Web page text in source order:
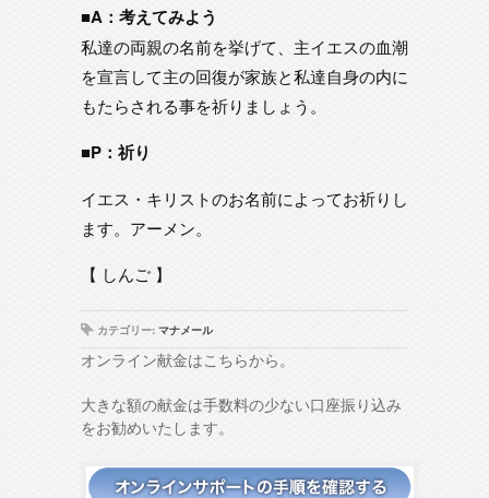
■A：考えてみよう
私達の両親の名前を挙げて、主イエスの血潮
を宣言して主の回復が家族と私達自身の内に
もたらされる事を祈りましょう。
■P：祈り
イエス・キリストのお名前によってお祈りし
ます。アーメン。
【 しんご 】
カテゴリー: マナメール
オンライン献金はこちらから。
大きな額の献金は手数料の少ない口座振り込み
をお勧めいたします。